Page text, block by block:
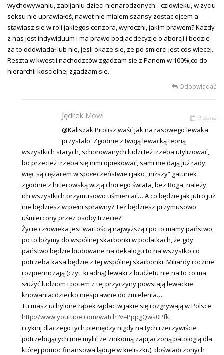
wychowywaniu, zabijaniu dzieci nienarodzonych…czlowieku, w zyciu
seksu nie uprawiałeś, nawet nie mialem szansy zostac ojcem a
stawiasz sie w roli jakiegos cenzora, wyroczni, jakim prawem? Kazdy
z nas jest indywiduum i ma prawo podjac decyzje o aborcji i bedzie
za to odowiadał lub nie, jesli okaze sie, ze po smierci jest cos wiecej.
Reszta w kwestii nachodzców zgadzam sie z Panem w 100%,co do
hierarchii koscielnej zgadzam sie.
Odpowiadać
Jędrek Mówi % temu
@Kaliszak Pitolisz waść jak na rasowego lewaka
przystało. Zgodnie z twoją lewacką teorią
wszystkich starych, schorowanych ludzi też trzeba utylizować,
bo przecież trzeba się nimi opiekować, sami nie dają już rady,
więc są ciężarem w społeczeństwie i jako „niższy” gatunek
zgodnie z hitlerowską wizją chorego świata, bez Boga, należy
ich wszystkich przymusowo uśmiercać… A co będzie jak jutro już
nie będziesz w pełni sprawny? Też będziesz przymusowo
uśmiercony przez osoby trzecie?
Życie człowieka jest wartością najwyższą i po to mamy państwo,
po to łożymy do wspólnej skarbonki w podatkach, że gdy
państwo będzie budowane na dekalogu to na wszystko co
potrzeba kasa będzie z tej wspólnej skarbonki. Miliardy rocznie
rozpierniczają (czyt. kradną) lewaki z budżetu nie na to co ma
służyć ludziom i potem z tej przyczyny powstają lewackie
knowania: dziecko niesprawne do zmielenia….
Tu masz uchylone rąbek łajdactw jakie się rozgrywają w Polsce
http://www.youtube.com/watch?v=PppgQws0Pfk
i cyknij dlaczego tych pieniędzy nigdy na tych rzeczywiście
potrzebujących (nie mylić ze znikomą zapijaczoną patologią dla
której pomoc finansowa ląduje w kieliszku), doświadczonych